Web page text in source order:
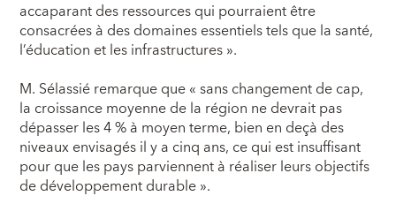
accaparant des ressources qui pourraient être
consacrées à des domaines essentiels tels que la santé,
l’éducation et les infrastructures ».
M. Sélassié remarque que « sans changement de cap,
la croissance moyenne de la région ne devrait pas
dépasser les 4 % à moyen terme, bien en deçà des
niveaux envisagés il y a cinq ans, ce qui est insuffisant
pour que les pays parviennent à réaliser leurs objectifs
de développement durable ».